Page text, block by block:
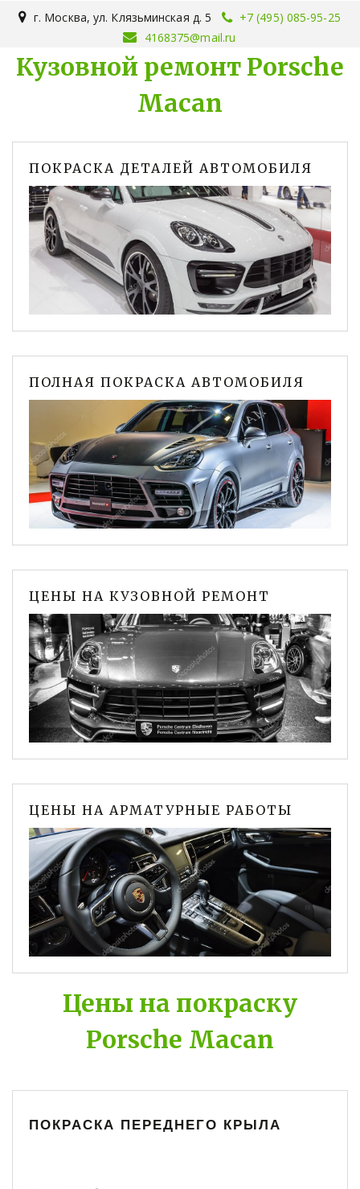
г. Москва,ул. Клязьминская д. 5
+7 (495) 085-95-25
4168375@mail.ru
Кузовной ремонт Porsche
Macan
ПОКРАСКА ДЕТАЛЕЙ АВТОМОБИЛЯ
ПОЛНАЯ ПОКРАСКА АВТОМОБИЛЯ
ЦЕНЫ НА КУЗОВНОЙ РЕМОНТ
ЦЕНЫ НА АРМАТУРНЫЕ РАБОТЫ
Цены на покраску
Porsche Macan
ПОКРАСКА ПЕРЕДНЕГО КРЫЛА